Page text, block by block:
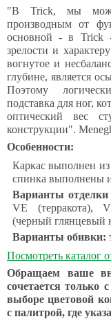
"В Trick, мы
производным от
основной - в Trick -
зрелости и
вогнутое и
глубине, является
Поэтому
подставка для ног,
оптический вес
конструкции".
Особенности:
Каркас выполнен
спинка выполнены
Варианты отделки
VE (терракота),
(черный глянцевый
Варианты обивки:
Посмотреть каталог
Обращаем ваше
сочетается
выборе цветовой
с палитрой, где